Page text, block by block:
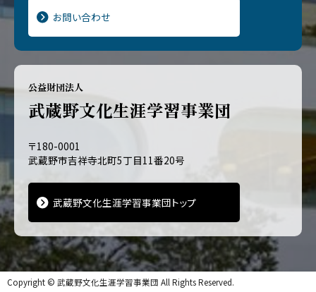
お問い合わせ
公益財団法人
武蔵野文化生涯学習事業団
〒180-0001
武蔵野市吉祥寺北町5丁目11番20号
武蔵野文化生涯学習事業団トップ
Copyright © 武蔵野文化生涯学習事業団 All Rights Reserved.